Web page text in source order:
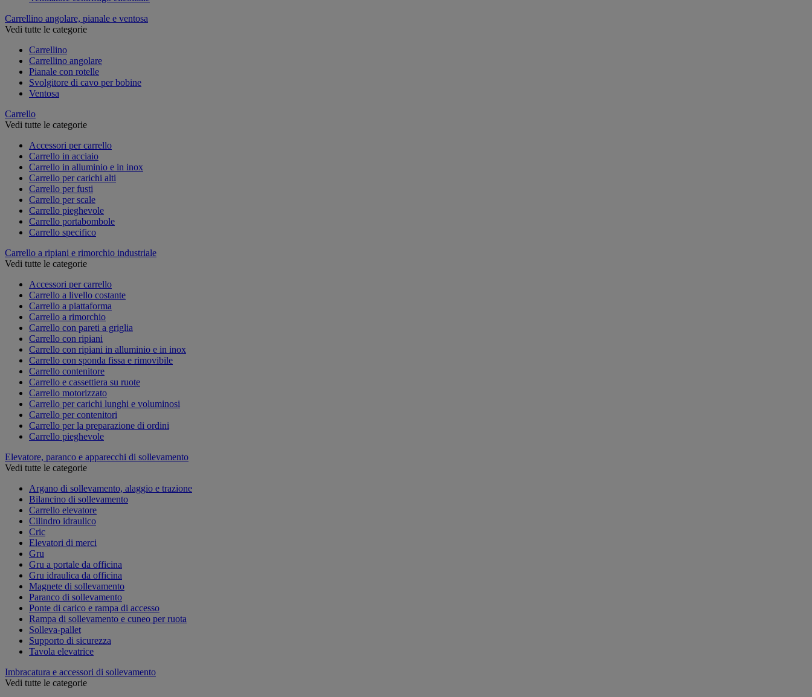
Carrellino angolare, pianale e ventosa
Vedi tutte le categorie
Carrellino
Carrellino angolare
Pianale con rotelle
Svolgitore di cavo per bobine
Ventosa
Carrello
Vedi tutte le categorie
Accessori per carrello
Carrello in acciaio
Carrello in alluminio e in inox
Carrello per carichi alti
Carrello per fusti
Carrello per scale
Carrello pieghevole
Carrello portabombole
Carrello specifico
Carrello a ripiani e rimorchio industriale
Vedi tutte le categorie
Accessori per carrello
Carrello a livello costante
Carrello a piattaforma
Carrello a rimorchio
Carrello con pareti a griglia
Carrello con ripiani
Carrello con ripiani in alluminio e in inox
Carrello con sponda fissa e rimovibile
Carrello contenitore
Carrello e cassettiera su ruote
Carrello motorizzato
Carrello per carichi lunghi e voluminosi
Carrello per contenitori
Carrello per la preparazione di ordini
Carrello pieghevole
Elevatore, paranco e apparecchi di sollevamento
Vedi tutte le categorie
Argano di sollevamento, alaggio e trazione
Bilancino di sollevamento
Carrello elevatore
Cilindro idraulico
Cric
Elevatori di merci
Gru
Gru a portale da officina
Gru idraulica da officina
Magnete di sollevamento
Paranco di sollevamento
Ponte di carico e rampa di accesso
Rampa di sollevamento e cuneo per ruota
Solleva-pallet
Supporto di sicurezza
Tavola elevatrice
Imbracatura e accessori di sollevamento
Vedi tutte le categorie